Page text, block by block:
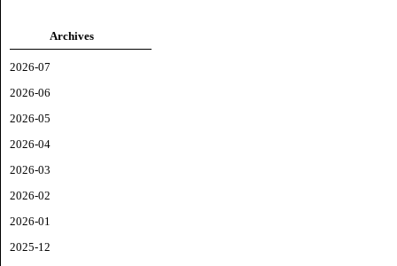
Archives
2026-07
2026-06
2026-05
2026-04
2026-03
2026-02
2026-01
2025-12